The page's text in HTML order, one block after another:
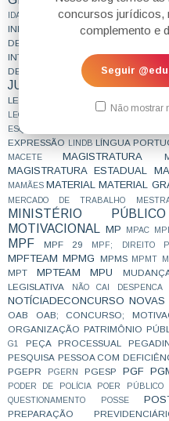
concursos jurídicos,
complemento e
Seguir
Não mostrar
IDADE
IMPORTANTE
INFORMAÇÃO
INFORMATIVOS
DEFINITIVA
INTERNACIONAL INTERPRETAÇÃO
DE DIREITO
JUIZ ESTADUAL
JURISPRUDENCIA
LEGISLAÇÃO INTERNACIONAL
LEGITIMIDADE LEI DE ORGANIZAÇÕES
ESQUEMATIZADAS
EXPRESSÃO
LINDB LÍNGUA
MACETE MAGISTRATURA
MAGISTRATURA ESTADUAL
MAMÃES MATERIAL MATERIAL
MERCADO DE TRABALHO
MINISTÉRIO PÚBLICO
MOTIVACIONAL
MP MPAC
MPF MPF 29 MPF; DIREITO
MPFTEAM MPMG MPMS MPMT
MPT
MPTEAM MPU
LEGISLATIVA
NÃO CAI DESPENCA
NOTÍCIADECONCURSO NOVAS
OAB OAB; CONCURSO;
ORGANIZAÇÃO PATRIMÔNIO
G1
PEÇA PROCESSUAL
PESQUISA PESSOA COM
PGEPR PGERN PGESP PGF
PODER DE POLÍCIA POER PÚBLICO
QUESTIONAMENTO
POSSE
PREPARAÇÃO